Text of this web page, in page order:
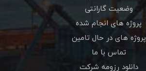
وضعیت گارانتی
پروژه های انجام شده
پروژه های در حال تامین
تماس با ما
دانلود رزومه شرکت